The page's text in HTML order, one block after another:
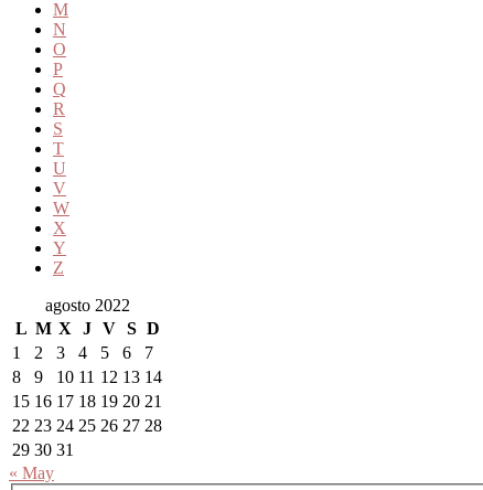
M
N
O
P
Q
R
S
T
U
V
W
X
Y
Z
agosto 2022
L M X J V S D
1
2 3 4 5 6
7
8
9 10 11 12 13 14
15 16 17 18 19 20 21
22 23 24 25 26 27 28
29 30 31
« May